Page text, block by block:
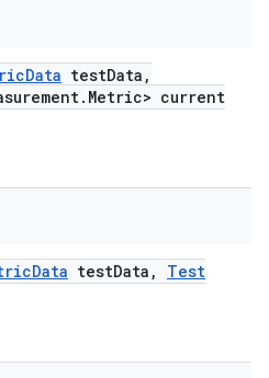
Data testData ,
. Metric> current
Data testData ,
Test